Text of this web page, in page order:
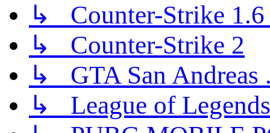
↳ Counter-Strike 1.6
↳ Counter-Strike 2
↳ GTA San Andreas
↳ League of Legends